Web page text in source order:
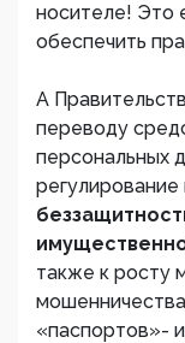
носителе! Это
обеспечить
А
переводу
персональных
также к росту
«паспортов»-